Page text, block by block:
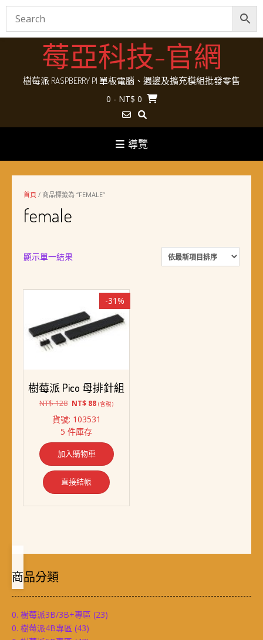
Skip
莓亞科技-官網
樹莓派 RASPBERRY PI 單板電腦、週邊及擴充模組批發零售
0 - NT$ 0
導覽
首頁 / 商品標籤為 “FEMALE”
female
顯示單一結果
-31%
樹莓派 Pico 母排針組
NT$128 原
價
格：
NT$ 128。
NT$ 88目
價
NT$ 88。
(含稅)
貨號: 103531
5 件庫存
加入購物車
直接結帳
商品分類
0. 樹莓派3B/3B+專區 (23)
0. 樹莓派4B專區 (43)